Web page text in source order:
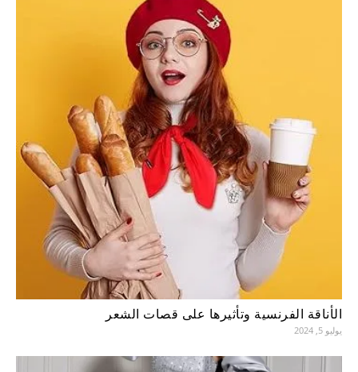
الأناقة الفرنسية وتأثيرها على قصات الشعر
يوليو 5, 2024